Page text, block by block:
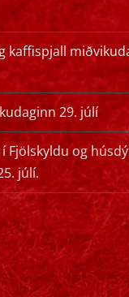
kaffispjall
29. júlí
Fjölskyldu og
júlí.